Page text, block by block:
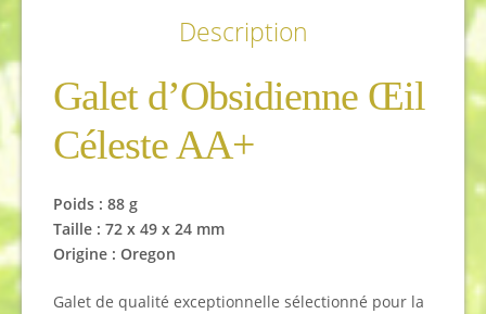
Description
Galet d’Obsidienne Œil
Céleste AA+
Poids :88 g
Taille : 72 x 49 x 24 mm
Origine : Oregon
Galet de qualité exceptionnelle sélectionné pour la